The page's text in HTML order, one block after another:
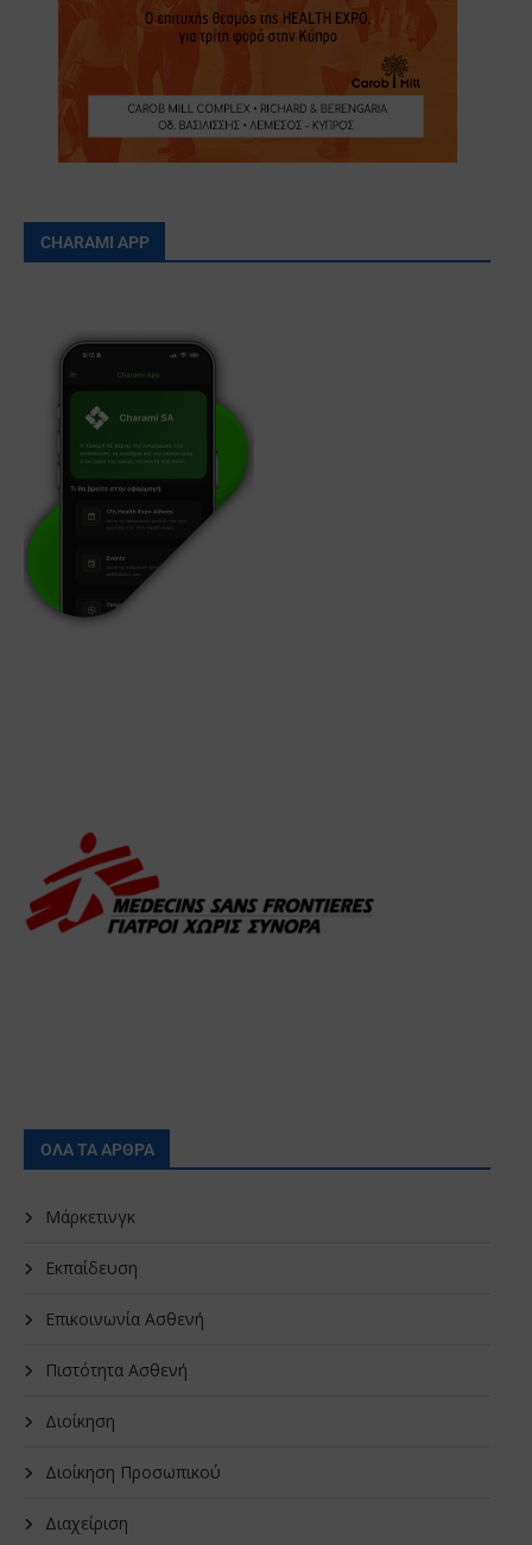
CHARAMI APP
ΟΛΑ ΤΑ ΑΡΘΡΑ
Μάρκετινγκ
Εκπαίδευση
Επικοινωνία Ασθενή
Πιστότητα Ασθενή
Διοίκηση
Διοίκηση Προσωπικού
Διαχείριση